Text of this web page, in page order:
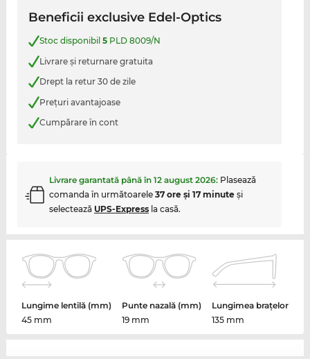
Beneficii exclusive Edel-Optics
Stoc disponibil 5PLD 8009/N
Livrare şi returnare gratuita
Drept la retur 30 de zile
Preţuri avantajoase
Cumpărare în cont
Livrare garantată până în 12 august 2026: Plasează
comanda în următoarele 37 ore şi 17 minuteşi
selectează UPS-Expressla casă.
Lungime lentilă (mm)
45 mm
Punte nazală (mm)
19 mm
Lungimea brațelor
135 mm